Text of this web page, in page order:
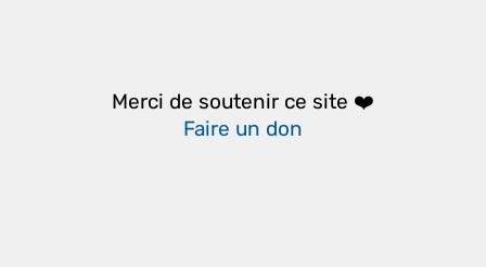
Merci de soutenir ce site ❤️
Faire un don